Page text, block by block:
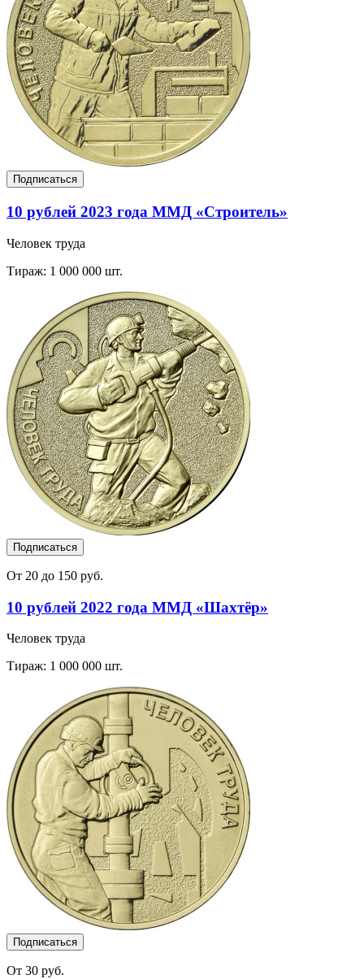
Подписаться
10 рублей 2023 года ММД «Строитель»
Человек труда
Тираж: 1 000 000 шт.
Подписаться
От 20 до 150 руб.
10 рублей 2022 года ММД «Шахтёр»
Человек труда
Тираж: 1 000 000 шт.
Подписаться
От 30 руб.